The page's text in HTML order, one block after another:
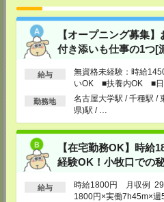
【オープニング募集
付き添いも仕事の1つ[
給与
無資格未経験：時給
いOK ■扶養内OK ■日
以上
勤務地
名古屋大学駅 / 千種駅 /
県)駅 / …
【在宅勤務OK】時給
経験OK！小牧口での
給与
時給1800円 月収例 29
1800円×実働7h45m×週
〒444-0043 愛知県 岡崎市唐沢町11-5
4F
■名鉄東岡崎駅から徒歩3分
TEL：0120-537-102
担当：パーソルテンプスタッフ(株) 予
受付可能日時：平日9:00～18:00（土日
は、「エンのサイトを見た」とお伝えく
静岡コーディネートセンター（浜松）
〒436-0056
浜松市中区板屋町111-2 浜松アクトタ
■JR浜松駅から徒歩5分
TEL：0120-537-102
担当：パーソルテンプスタッフ(株) 予
受付可能日時：平日9:00～18:00（土
は、「エンのサイトを見た」とお伝え
静岡コーディネートセンター（静岡）